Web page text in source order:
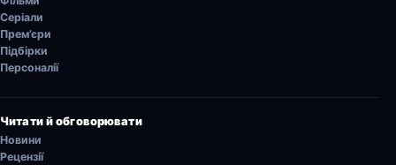
Серіали
Прем’єри
Підбірки
Персоналії
Читати й обговорювати
Новини
Рецензії